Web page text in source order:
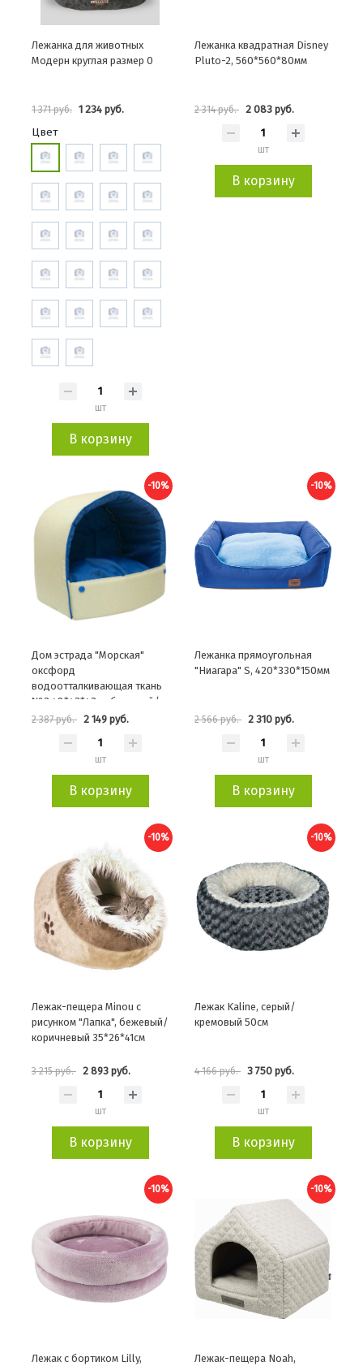
Лежанка для животных
Модерн круглая размер 0
1 371 руб. 1 234 руб.
Цвет
шт
В корзину
Лежанка квадратная Disney
Pluto-2, 560*560*80мм
2 314 руб. 2 083 руб.
шт
В корзину
-10%
Дом эстрада "Морская"
оксфорд
водоотталкивающая ткань
№3 48*43*43см бежевый/
синий
2 387 руб. 2 149 руб.
шт
В корзину
-10%
Лежанка прямоугольная
"Ниагара" S, 420*330*150мм
2 566 руб. 2 310 руб.
шт
В корзину
-10%
Лежак-пещера Minou с
рисунком "Лапка", бежевый/
коричневый 35*26*41см
3 215 руб. 2 893 руб.
шт
В корзину
-10%
Лежак Kaline, серый/
кремовый 50см
4 166 руб. 3 750 руб.
шт
В корзину
-10%
Лежак с бортиком Lilly,
-10%
Лежак-пещера Noah,